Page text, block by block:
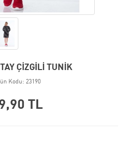
ÇİZGİLİ TUNİK
Kodu: 23190
TL